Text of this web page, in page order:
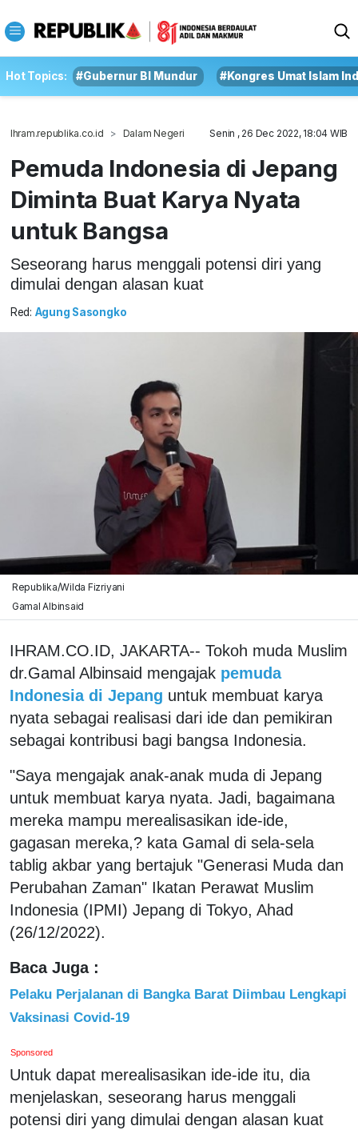
Hot Topics: #Gubernur BI Mundur #Kongres Umat Islam
Ihram.republika.co.id Dalam Negeri Senin , 26 Dec 2022, 18:04 WIB
Pemuda Indonesia di Jepang
Diminta Buat Karya Nyata
untuk Bangsa
Seseorang harus menggali potensi diri yang
dimulai dengan alasan kuat
Red: Agung Sasongko
Republika/Wilda Fizriyani
Gamal Albinsaid
IHRAM.CO.ID, JAKARTA-- Tokoh muda Muslim
dr.Gamal Albinsaid mengajak pemuda
Indonesia di Jepang untuk membuat karya
nyata sebagai realisasi dari ide dan pemikiran
sebagai kontribusi bagi bangsa Indonesia.
"Saya mengajak anak-anak muda di Jepang
untuk membuat karya nyata. Jadi, bagaimana
mereka mampu merealisasikan ide-ide,
gagasan mereka,? kata Gamal di sela-sela
tablig akbar yang bertajuk "Generasi Muda dan
Perubahan Zaman" Ikatan Perawat Muslim
Indonesia (IPMI) Jepang di Tokyo, Ahad
(26/12/2022).
Baca Juga :
Pelaku Perjalanan di Bangka Barat Diimbau Lengkapi
Vaksinasi Covid-19
Sponsored
Untuk dapat merealisasikan ide-ide itu, dia
menjelaskan, seseorang harus menggali
potensi diri yang dimulai dengan alasan kuat